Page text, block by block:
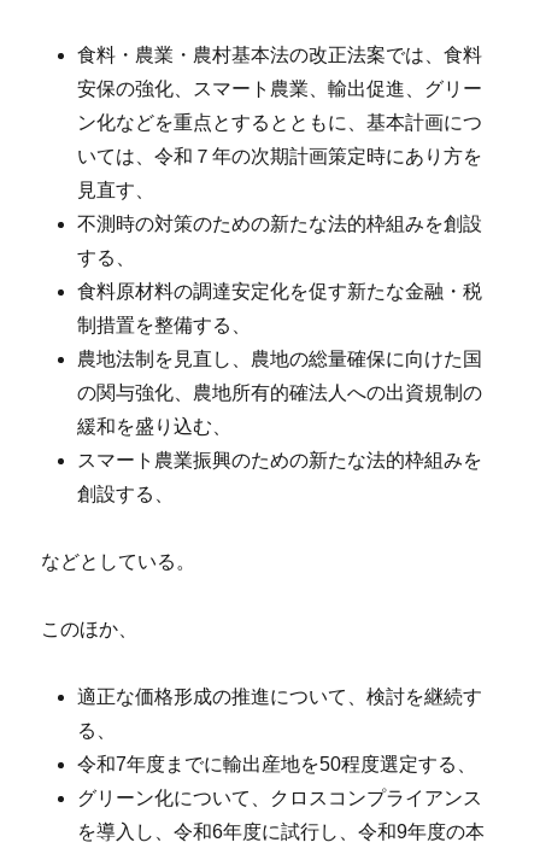
食料・農業・農村基本法の改正法案では、食料
安保の強化、スマート農業、輸出促進、グリー
ン化などを重点とするとともに、基本計画につ
いては、令和７年の次期計画策定時にあり方を
見直す、
不測時の対策のための新たな法的枠組みを創設
する、
食料原材料の調達安定化を促す新たな金融・税
制措置を整備する、
農地法制を見直し、農地の総量確保に向けた国
の関与強化、農地所有的確法人への出資規制の
緩和を盛り込む、
スマート農業振興のための新たな法的枠組みを
創設する、
などとしている。
このほか、
適正な価格形成の推進について、検討を継続す
る、
令和7年度までに輸出産地を50程度選定する、
グリーン化について、クロスコンプライアンス
を導入し、令和6年度に試行し、令和9年度の本